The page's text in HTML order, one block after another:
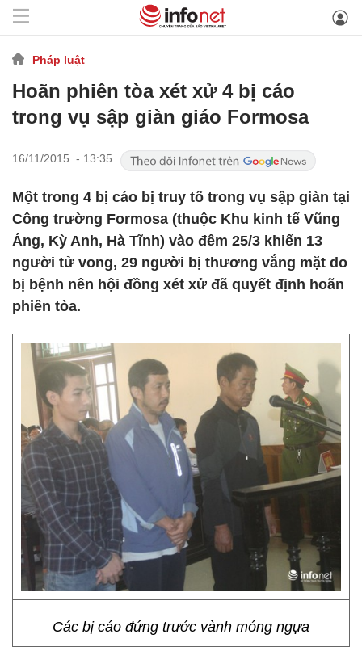
Pháp luật
Hoãn phiên tòa xét xử 4 bị cáo
trong vụ sập giàn giáo Formosa
16/11/2015 - 13:35
Một trong 4 bị cáo bị truy tố trong vụ sập giàn tại
Công trường Formosa (thuộc Khu kinh tế Vũng
Áng, Kỳ Anh, Hà Tĩnh) vào đêm 25/3 khiến 13
người tử vong, 29 người bị thương vắng mặt do
bị bệnh nên hội đồng xét xử đã quyết định hoãn
phiên tòa.
Các bị cáo đứng trước vành móng ngựa